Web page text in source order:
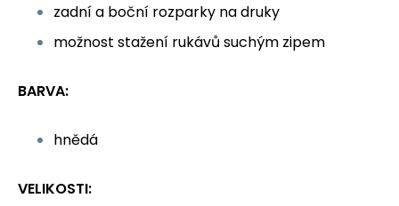
zadní a boční rozparky na druky
možnost stažení rukávů suchým zipem
BARVA:
hnědá
VELIKOSTI: